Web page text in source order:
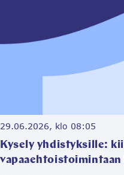
29.06.2026, klo 08:05
Kysely yhdistyksille: